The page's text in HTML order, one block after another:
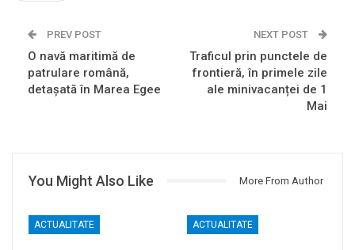
PREV POST
O navă maritimă de
patrulare română,
detaşată în Marea Egee
NEXT POST
Traficul prin punctele de
frontieră, în primele zile
ale minivacanței de 1
Mai
You Might Also Like More From Author
ACTUALITATE ACTUALITATE